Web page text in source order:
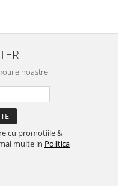
noastre
cu promotiile &
multe in Politica